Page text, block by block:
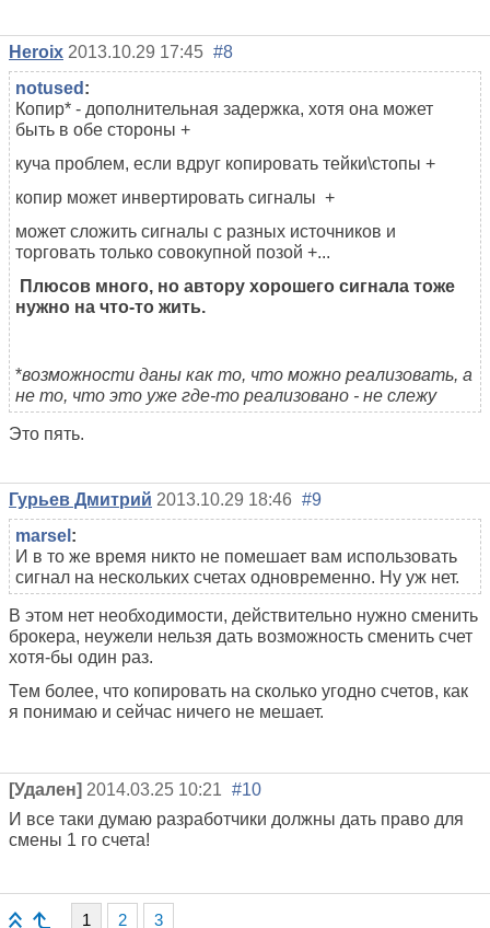
Heroix 2013.10.29 17:45 #8
notused :
Копир* - дополнительная задержка, хотя она может
быть в обе стороны +
куча проблем, если вдруг копировать тейки\стопы +
копир может инвертировать сигналы +
может сложить сигналы с разных источников и
торговать только совокупной позой +...
Плюсов много, но автору хорошего сигнала тоже
нужно на что-то жить.
*возможности даны как то, что можно реализовать, а
не то, что это уже где-то реализовано - не слежу
Это пять.
Гурьев Дмитрий 2013.10.29 18:46 #9
marsel :
И в то же время никто не помешает вам использовать
сигнал на нескольких счетах одновременно. Ну уж нет.
В этом нет необходимости, действительно нужно сменить
брокера, неужели нельзя дать возможность сменить счет
хотя-бы один раз.
Тем более, что копировать на сколько угодно счетов, как
я понимаю и сейчас ничего не мешает.
[Удален] 2014.03.25 10:21 #10
И все таки думаю разработчики должны дать право для
смены 1 го счета!
1 2 3